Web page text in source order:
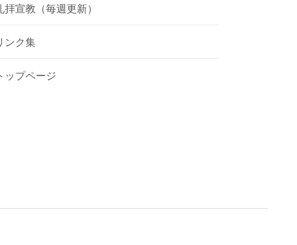
拝宣教（毎週更新）
ンク集
ップページ